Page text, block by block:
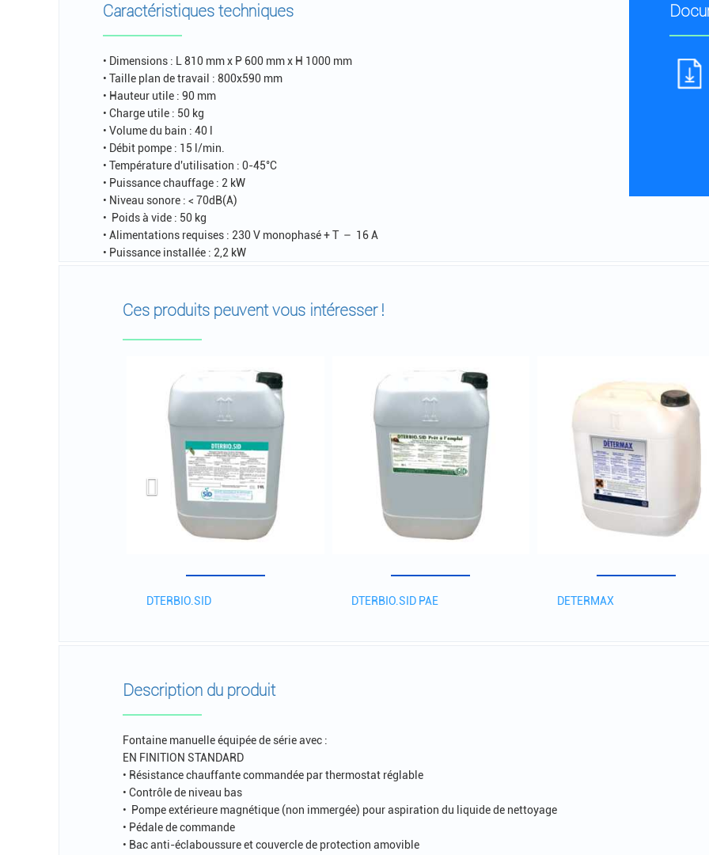
Caractéristiques techniques
• Dimensions : L 810 mm x P 600 mm x H 1000 mm
• Taille plan de travail : 800x590 mm
• Hauteur utile : 90 mm
• Charge utile : 50 kg
• Volume du bain : 40 l
• Débit pompe : 15 l/min.
• Température d'utilisation : 0-45°C
• Puissance chauffage : 2 kW
• Niveau sonore : < 70dB(A)
• Poids à vide : 50 kg
• Alimentations requises : 230 V monophasé + T – 16 A
• Puissance installée : 2,2 kW
Ces produits peuvent vous intéresser !
DTERBIO.SID DTERBIO.SID PAE DETERMAX
Description du produit
Fontaine manuelle équipée de série avec :
EN FINITION STANDARD
• Résistance chauffante commandée par thermostat réglable
• Contrôle de niveau bas
• Pompe extérieure magnétique (non immergée) pour aspiration du liquide de nettoyage
• Pédale de commande
• Bac anti-éclaboussure et couvercle de protection amovible